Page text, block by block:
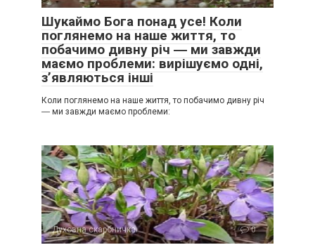
Шукаймо Бога понад усе! Коли
поглянемо на наше життя, то
побачимо дивну річ ― ми завжди
маємо проблеми: вирішуємо одні,
з’являються інші
Коли поглянемо на наше життя, то побачимо дивну річ
― ми завжди маємо проблеми:
Духовна скарбничка 0